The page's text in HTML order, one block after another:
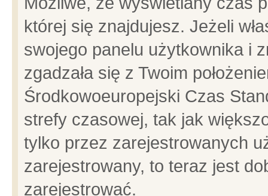
której się znajdujesz. Jeżeli
swojego panelu użytkownika i
zgadzała się z Twoim
Środkowoeuropejski Czas
strefy czasowej, tak jak
tylko przez zarejestrowanych
zarejestrowany, to teraz jest
zarejestrować.